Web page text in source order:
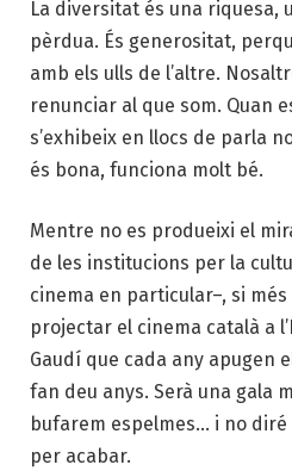
La diversitat és una riquesa,
pèrdua. És generositat,
amb els ulls de l’altre.
renunciar al que som. Quan
s’exhibeix en llocs de parla
és bona, funciona molt bé.
Mentre no es produeixi el
de les institucions per la
cinema en particular–, si
projectar el cinema català a
Gaudí que cada any apugen
fan deu anys. Serà una gala
bufarem espelmes… i no diré
per acabar.